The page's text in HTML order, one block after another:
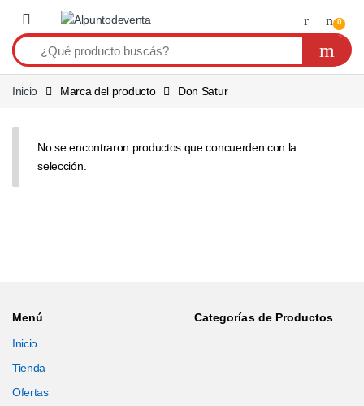
Saltar a navegación
0
Inicio Marca del producto Don Satur
No se encontraron productos que concuerden con la
selección.
Menú
Inicio
Tienda
Ofertas
Categorías de Productos